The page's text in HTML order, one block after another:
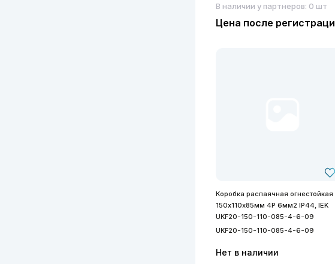
В наличии у партнеров: 0 шт
Цена после
Коробка распаячная
150х110х85мм 4P 6мм2 IP44, IEK
UKF20-150-110-085-4-6-09
UKF20-150-110-085-4-6-09
Нет в наличии